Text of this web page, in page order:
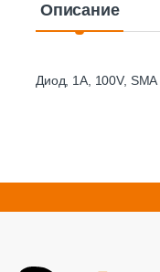
Описание
Диод, 1A, 100V, SMA